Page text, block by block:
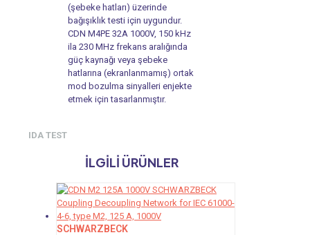
(şebeke hatları) üzerinde
bağışıklık testi için uygundur.
CDN M4PE 32A 1000V, 150 kHz
ila 230 MHz frekans aralığında
güç kaynağı veya şebeke
hatlarına (ekranlanmamış) ortak
mod bozulma sinyalleri enjekte
etmek için tasarlanmıştır.
IDA TEST
İLGILI ÜRÜNLER
SCHWARZBECK